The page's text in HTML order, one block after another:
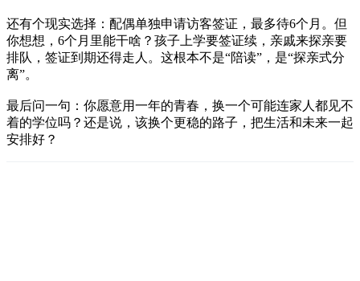
还有个现实选择：配偶单独申请访客签证，最多待6个月。但
你想想，6个月里能干啥？孩子上学要签证续，亲戚来探亲要
排队，签证到期还得走人。这根本不是“陪读”，是“探亲式分
离”。
最后问一句：你愿意用一年的青春，换一个可能连家人都见不
着的学位吗？还是说，该换个更稳的路子，把生活和未来一起
安排好？